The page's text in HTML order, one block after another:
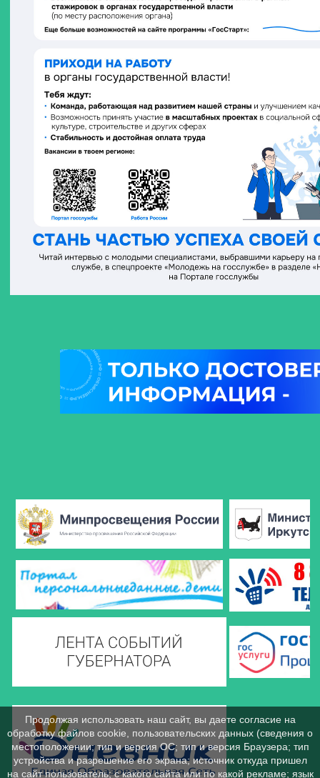
Продолжая использовать наш сайт, вы даете согласие на
обработку файлов cookie, пользовательских данных (сведения о
местоположении; тип и версия ОС; тип и версия Браузера; тип
устройства и разрешение его экрана; источник откуда пришел
на сайт пользователь; с какого сайта или по какой рекламе; язык